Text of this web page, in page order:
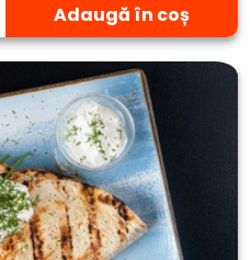
Adaugă în coș